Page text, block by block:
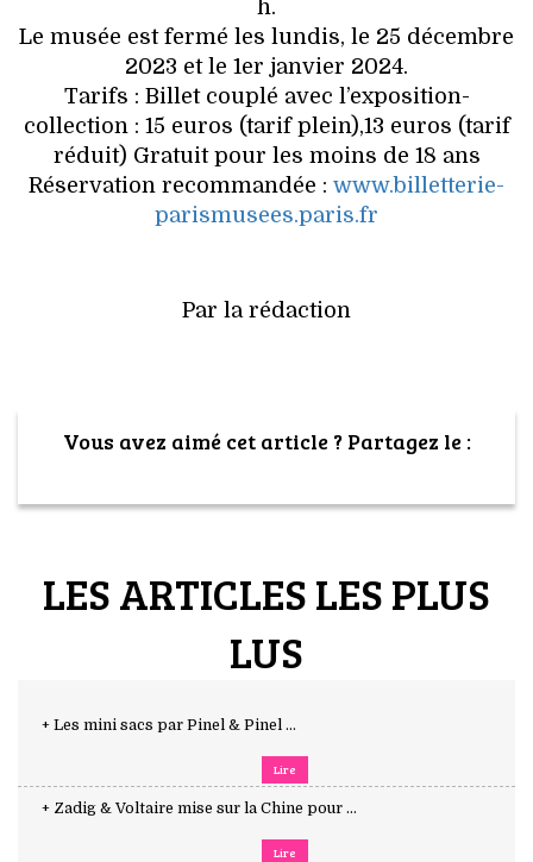
h.
Le musée est fermé les lundis, le 25 décembre
2023 et le 1er janvier 2024.
Tarifs : Billet couplé avec l’exposition-
collection : 15 euros (tarif plein),13 euros (tarif
réduit) Gratuit pour les moins de 18 ans
Réservation recommandée : www.billetterie-
parismusees.paris.fr
Par la rédaction
Vous avez aimé cet article ? Partagez le :
LES ARTICLES LES PLUS
LUS
+ Les mini sacs par Pinel & Pinel ...
Lire
+ Zadig & Voltaire mise sur la Chine pour ...
Lire